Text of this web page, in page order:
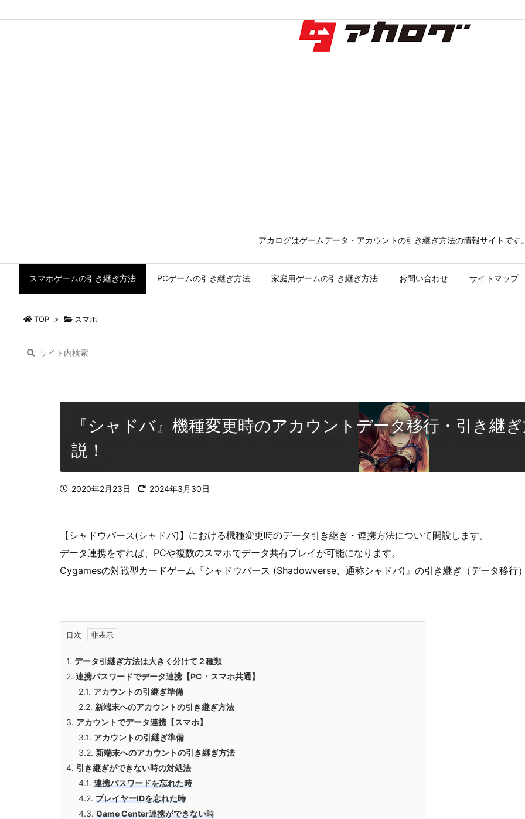
アカログはゲームデータ・アカウントの引き継ぎ方法の情報サイトです
スマホゲームの引き継ぎ方法 PCゲームの引き継ぎ方法 家庭用ゲームの引き継ぎ方法 お問い合わせ サイトマップ
TOP > スマホ
『シャドバ』機種変更時のアカウントデータ移行・引き継
説！
2020年2月23日 2024年3月30日
【シャドウバース(シャドバ)】における機種変更時のデータ引き継ぎ・連携方法について開設します。
データ連携をすれば、PCや複数のスマホでデータ共有プレイが可能になります。
Cygamesの対戦型カードゲーム『シャドウバース (Shadowverse、通称シャドバ)』の引き継ぎ（データ移行
目次
1. データ引継ぎ方法は大きく分けて２種類
2. 連携パスワードでデータ連携【PC・スマホ共通】
2.1. アカウントの引継ぎ準備
2.2. 新端末へのアカウントの引き継ぎ方法
3. アカウントでデータ連携【スマホ】
3.1. アカウントの引継ぎ準備
3.2. 新端末へのアカウントの引き継ぎ方法
4. 引き継ぎができない時の対処法
4.1. 連携パスワードを忘れた時
4.2. プレイヤーIDを忘れた時
4.3. Game Center連携ができない時